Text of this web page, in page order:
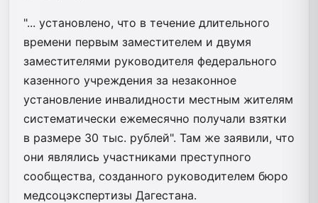
"... установлено, что в течение длительного
времени первым заместителем и двумя
заместителями руководителя федерального
казенного учреждения за незаконное
установление инвалидности местным жителям
систематически ежемесячно получали взятки
в размере 30 тыс. рублей". Там же заявили, что
они являлись участниками преступного
сообщества, созданного руководителем бюро
медсоцэкспертизы Дагестана.